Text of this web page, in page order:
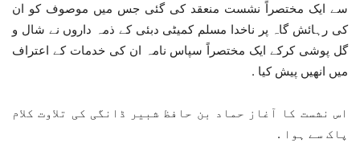
سے ایک مختصراً نشست منعقد کی گئی جس میں موصوف کو ان
کی رہائش گاہ پر ناخدا مسلم کمیٹی دبئی کے ذمہ داروں نے شال و
گل پوشی کرکے ایک مختصراً سپاس نامہ ان کی خدمات کے اعتراف
میں انھیں پیش کیا .
اس نشست کا آغاز حماد بن حافظ شبیر ڈانگی کی تلاوت کلام
پاک سے ہوا .